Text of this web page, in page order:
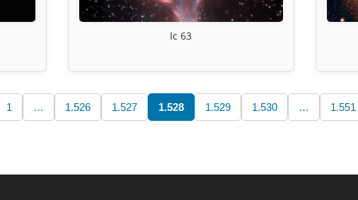
Ic 63
1 … 1.526 1.527 1.528 1.529 1.530 … 1.551